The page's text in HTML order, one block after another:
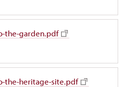
the-garden.pdf
the-heritage-site.pdf